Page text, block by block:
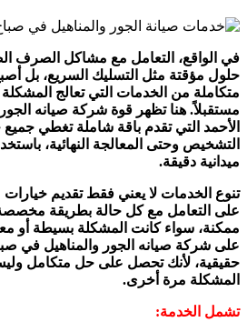
في الواقع، التعامل مع مشاكل الصرف
حلول مؤقتة مثل التسليك السريع، بل
متكاملة من الخدمات التي تعالج
مستقبلاً. هنا تظهر قوة شركة صيانه
الأحمد التي تقدم باقة شاملة تغطي جميع
التشخيص وحتى المعالجة النهائية،
ميدانية دقيقة.
تنوع الخدمات لا يعني فقط تقديم
على التعامل مع كل حالة بطريقة
ممكنة، سواء كانت المشكلة بسيطة أو
على شركة صيانه الجور والمناهيل في
حقيقية، لأنك تحصل على حل متكامل
المشكلة مرة أخرى.
تشمل الخدمة: